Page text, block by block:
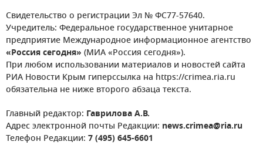
Свидетельство о регистрации Эл № ФС77-57640.
Учредитель: Федеральное государственное унитарное
предприятие Международное информационное агентство
«Россия сегодня» (МИА «Россия сегодня»).
При любом использовании материалов и новостей сайта
РИА Новости Крым гиперссылка на https://crimea.ria.ru
обязательна не ниже второго абзаца текста.
Главный редактор: Гаврилова А.В.
Адрес электронной почты Редакции: news.crimea@ria.ru
Телефон Редакции: 7 (495) 645-6601